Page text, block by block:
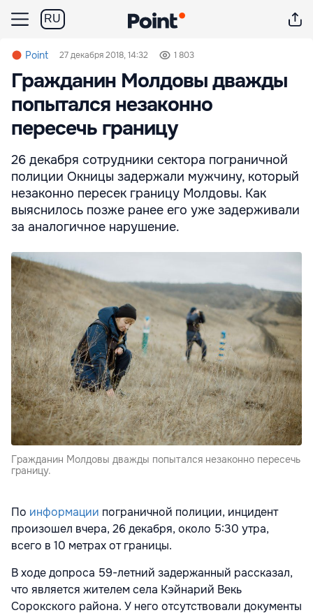
RU
Point 27 декабря 2018, 14:32 1 803
Гражданин Молдовы дважды
попытался незаконно
пересечь границу
26 декабря сотрудники сектора пограничной
полиции Окницы задержали мужчину, который
незаконно пересек границу Молдовы. Как
выяснилось позже ранее его уже задерживали
за аналогичное нарушение.
Гражданин Молдовы дважды попытался незаконно пересечь
границу.
По информации пограничной полиции, инцидент
произошел вчера, 26 декабря, около 5:30 утра,
всего в 10 метрах от границы.
В ходе допроса 59-летний задержанный рассказал,
что является жителем села Кэйнарий Векь
Сорокского района. У него отсутствовали документы